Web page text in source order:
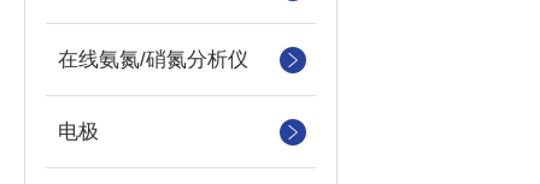
在线氨氮/硝氮分析仪
电极